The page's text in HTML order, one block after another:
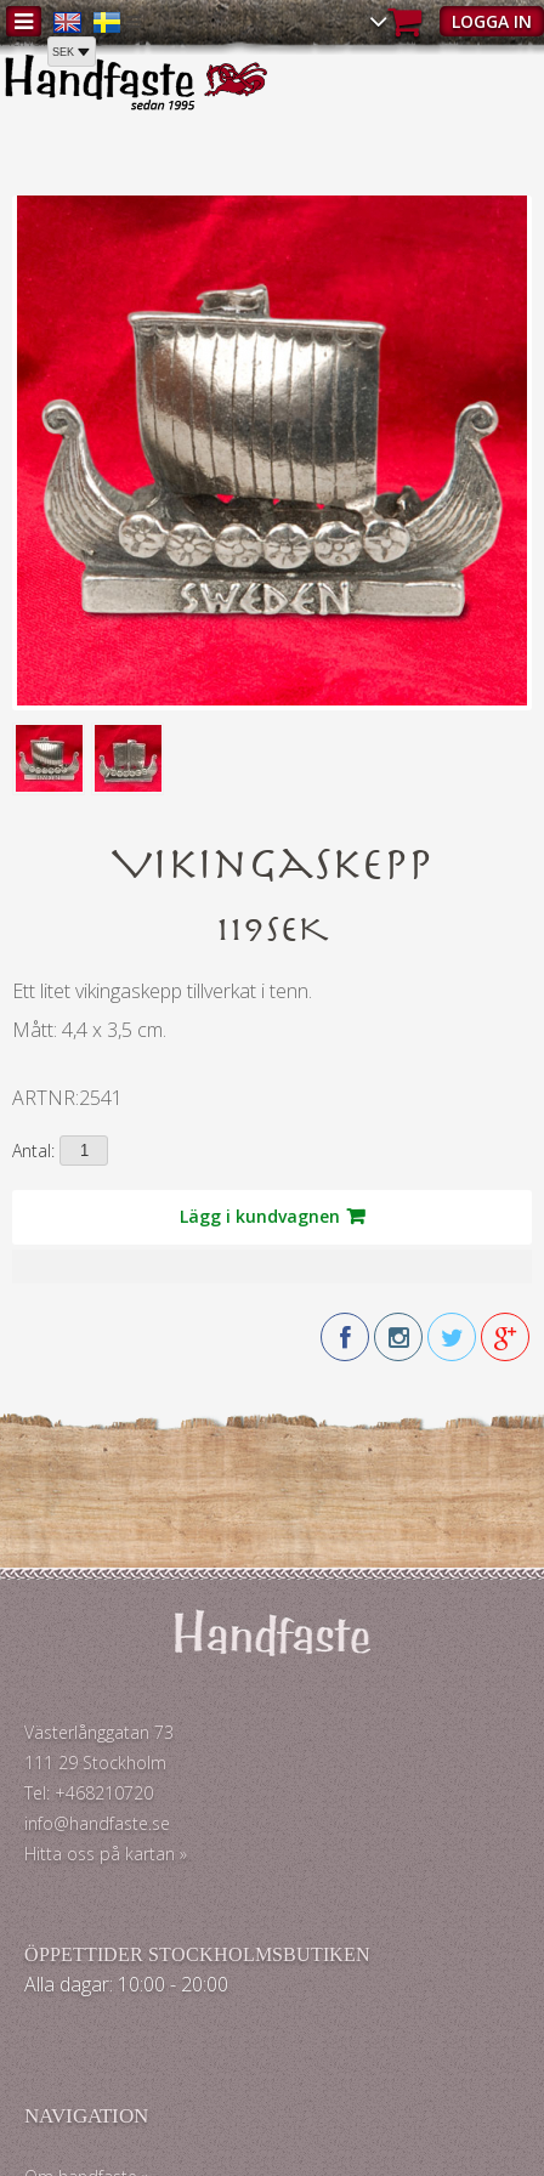
LOGGA IN
Hem/Present/Viking/Vikingaskepp | Viking - Present & souvenir |
Handfaste.se
Vikingaskepp
119SEK
Ett litet vikingaskepp tillverkat i tenn.
Mått: 4,4 x 3,5 cm.
ARTNR:2541
Antal:
Lägg i kundvagnen
Västerlånggatan 73
111 29 Stockholm
Tel: +468210720
info@handfaste.se
Hitta oss på kartan »
ÖPPETTIDER STOCKHOLMSBUTIKEN
Alla dagar: 10:00 - 20:00
NAVIGATION